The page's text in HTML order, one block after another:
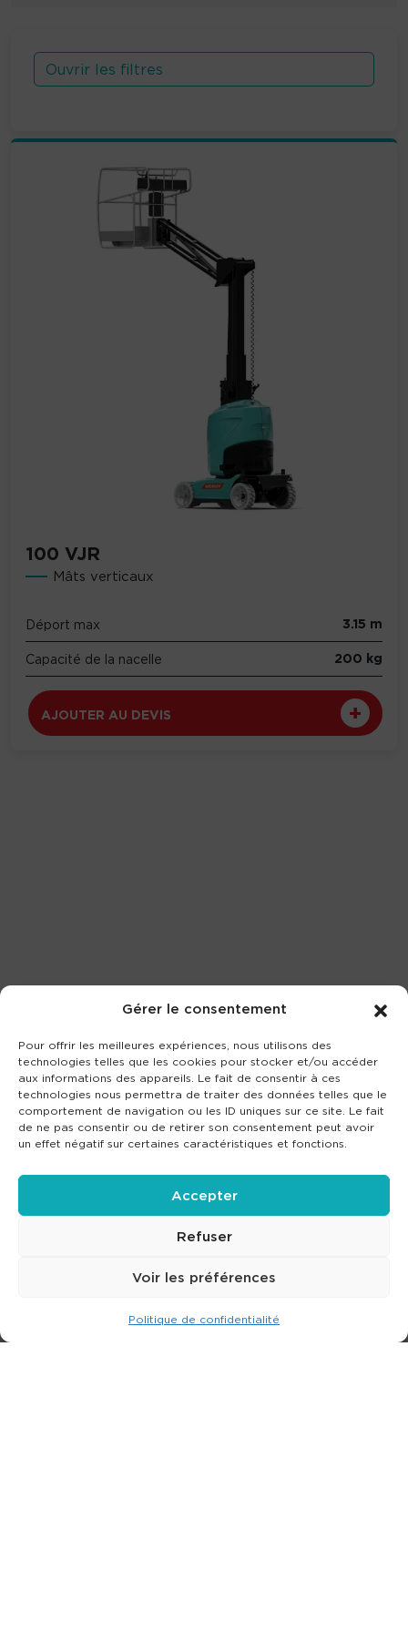
Gérer le consentement
Pour offrir les meilleures expériences, nous utilisons des
technologies telles que les cookies pour stocker et/ou accéder
aux informations des appareils. Le fait de consentir à ces
technologies nous permettra de traiter des données telles que le
comportement de navigation ou les ID uniques sur ce site. Le fait
de ne pas consentir ou de retirer son consentement peut avoir
un effet négatif sur certaines caractéristiques et fonctions.
Accepter
Refuser
Voir les préférences
Politique de confidentialité
Ouvrir les filtres
100 VJR
Mâts verticaux
Déport max 3.15 m
Capacité de la nacelle 200 kg
AJOUTER AU DEVIS